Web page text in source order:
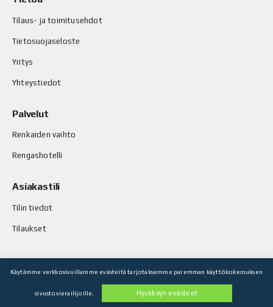
Tilaus- ja toimitusehdot
Tietosuojaseloste
Yritys
Yhteystiedot
Palvelut
Renkaiden vaihto
Rengashotelli
Asiakastili
Tilin tiedot
Tilaukset
© Stop-Rust Oy. Kaikki oikeudet pidätetään.
Käytämme verkkosivuillamme evästeitä tarjotaksemme paremman käyttökokemuksen
sivustovierailijoille. Hyväksyn evästeet